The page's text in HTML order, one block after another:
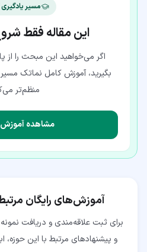
مسیر
این مقاله فقط
اگر می‌خواهید این مبحث را از
بگیرید، آموزش کامل نماتک
منظم‌تر
مشاهده
آموزش‌های رایگان
برای ثبت علاقه‌مندی و دریافت
و پیشنهادهای مرتبط با این حوزه،